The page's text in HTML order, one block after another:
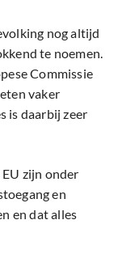
nog altijd
te noemen.
Commissie
vaker
is daarbij zeer
zijn onder
en
en dat alles